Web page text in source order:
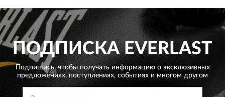
ПОДПИСКАEVERLAST
Подпишись, чтобы получать информацию о эксклюзивных
предложениях, поступлениях, событиях и многом другом